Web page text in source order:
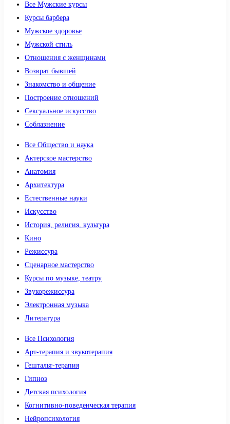
Все Мужские курсы
Курсы барбера
Мужское здоровье
Мужской стиль
Отношения с женщинами
Возврат бывшей
Знакомство и общение
Построение отношений
Сексуальное искусство
Соблазнение
Все Общество и наука
Актерское мастерство
Анатомия
Архитектура
Естественные науки
Искусство
История, религия, культура
Кино
Режиссура
Сценарное мастерство
Курсы по музыке, театру
Звукорежиссура
Электронная музыка
Литература
Все Психология
Арт-терапия и звукотерапия
Гештальт-терапия
Гипноз
Детская психология
Когнитивно-поведенческая терапия
Нейропсихология